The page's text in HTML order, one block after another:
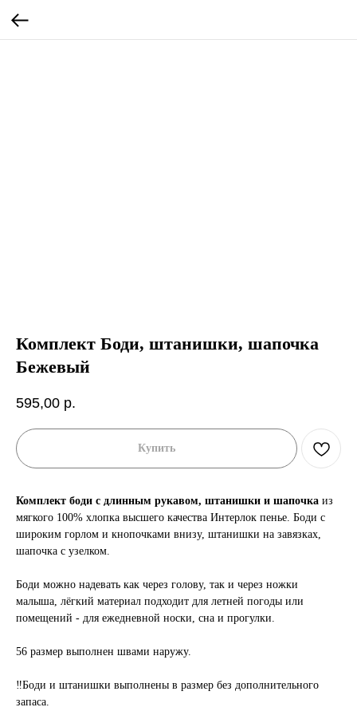
Комплект Боди, штанишки, шапочка
Бежевый
595,00 р.
Купить
Комплект боди с длинным рукавом, штанишки и шапочка из
мягкого 100% хлопка высшего качества Интерлок пенье. Боди с
широким горлом и кнопочками внизу, штанишки на завязках,
шапочка с узелком.
Боди можно надевать как через голову, так и через ножки
малыша, лёгкий материал подходит для летней погоды или
помещений - для ежедневной носки, сна и прогулки.
56 размер выполнен швами наружу.
‼️Боди и штанишки выполнены в размер без дополнительного
запаса.